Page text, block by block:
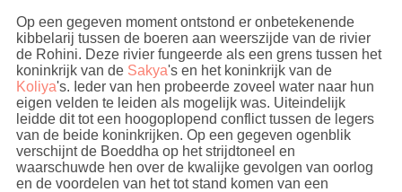
Op een gegeven moment ontstond er onbetekenende
kibbelarij tussen de boeren aan weerszijde van de rivier
de Rohini. Deze rivier fungeerde als een grens tussen het
koninkrijk van de Sakya's en het koninkrijk van de
Koliya's. Ieder van hen probeerde zoveel water naar hun
eigen velden te leiden als mogelijk was. Uiteindelijk
leidde dit tot een hoogoplopend conflict tussen de legers
van de beide koninkrijken. Op een gegeven ogenblik
verschijnt de Boeddha op het strijdtoneel en
waarschuwde hen over de kwalijke gevolgen van oorlog
en de voordelen van het tot stand komen van een